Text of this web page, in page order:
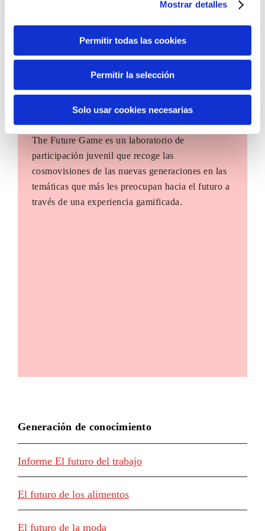
Mostrar detalles
Permitir todas las cookies
Permitir la selección
Solo usar cookies necesarias
The Future Game
The Future Game es un laboratorio de
participación juvenil que recoge las
cosmovisiones de las nuevas generaciones en las
temáticas que más les preocupan hacia el futuro a
través de una experiencia gamificada.
Generación de conocimiento
Informe El futuro del trabajo
El futuro de los alimentos
El futuro de la moda